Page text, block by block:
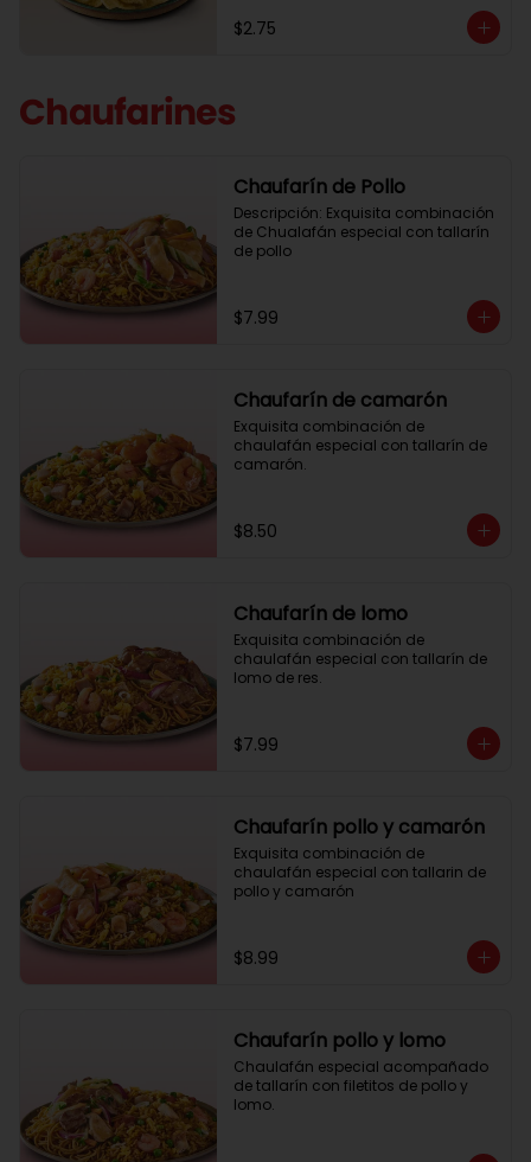
$2.75
Chaufarines
Chaufarín de Pollo
Descripción: Exquisita combinación
de Chualafán especial con tallarín
de pollo
$7.99
Chaufarín de camarón
Exquisita combinación de
chaulafán especial con tallarín de
camarón.
$8.50
Chaufarín de lomo
Exquisita combinación de
chaulafán especial con tallarín de
lomo de res.
$7.99
Chaufarín pollo y camarón
Exquisita combinación de
chaulafán especial con tallarin de
pollo y camarón
$8.99
Chaufarín pollo y lomo
Chaulafán especial acompañado
de tallarín con filetitos de pollo y
lomo.